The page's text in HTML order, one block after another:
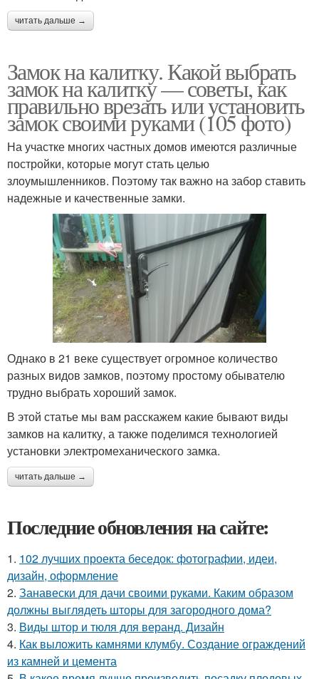
читать дальше →
Замок на калитку. Какой выбрать
замок на калитку — советы, как
правильно врезать или установить
замок своими руками (105 фото)
На участке многих частных домов имеются различные
постройки, которые могут стать целью
злоумышленников. Поэтому так важно на забор ставить
надежные и качественные замки.
Однако в 21 веке существует огромное количество
разных видов замков, поэтому простому обывателю
трудно выбрать хороший замок.
В этой статье мы вам расскажем какие бывают виды
замков на калитку, а также поделимся технологией
установки электромеханического замка.
читать дальше →
Последние обновления на сайте:
1. 102 лучших проекта беседок: фотографии, идеи,
дизайн, оформление
2. Занавески для дачи своими руками. Каким образом
должны выглядеть шторы для загородного дома?
3. Виды штор и тюля для веранд. Дизайн
4. Как выложить камнями клумбу. Создание ограждений
из камней и цемента